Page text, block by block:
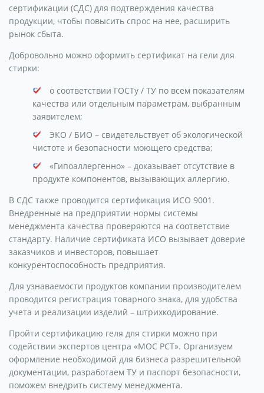
сертификации (СДС) для подтверждения качества
продукции, чтобы повысить спрос на нее, расширить
рынок сбыта.
Добровольно можно оформить сертификат на гели для
стирки:
о соответствии ГОСТу / ТУ по всем показателям
качества или отдельным параметрам, выбранным
заявителем;
ЭКО / БИО – свидетельствует об экологической
чистоте и безопасности моющего средства;
«Гипоаллергенно» – доказывает отсутствие в
продукте компонентов, вызывающих аллергию.
В СДС также проводится сертификация ИСО 9001.
Внедренные на предприятии нормы системы
менеджмента качества проверяются на соответствие
стандарту. Наличие сертификата ИСО вызывает доверие
заказчиков и инвесторов, повышает
конкурентоспособность предприятия.
Для узнаваемости продуктов компании производителем
проводится регистрация товарного знака, для удобства
учета и реализации изделий – штрихкодирование.
Пройти сертификацию геля для стирки можно при
содействии экспертов центра «МОС РСТ». Организуем
оформление необходимой для бизнеса разрешительной
документации, разработаем ТУ и паспорт безопасности,
поможем внедрить систему менеджмента.